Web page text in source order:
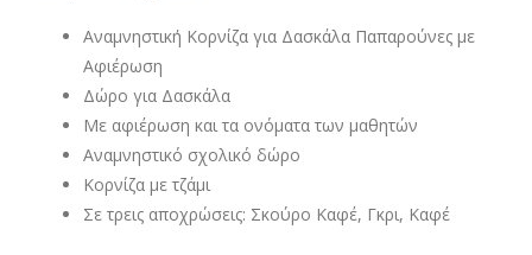
Αναμνηστική Κορνίζα για Δασκάλα Παπαρούνες με
Αφιέρωση
Δώρο για Δασκάλα
Με αφιέρωση και τα ονόματα των μαθητών
Αναμνηστικό σχολικό δώρο
Κορνίζα με τζάμι
Σε τρεις αποχρώσεις: Σκούρο Καφέ, Γκρι, Καφέ